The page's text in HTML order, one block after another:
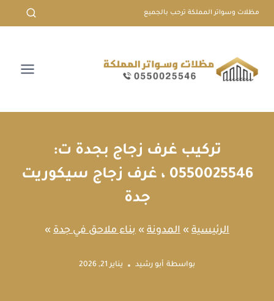
التجاوز
إلى
مظلات وسواتر المملكة ترحب بالجميع
تركيب غرف زجاج بجدة ت:
0550025546 ، غرف زجاج سيكوريت
جدة
الرئيسية » المدونة » بناء ملاحق في جدة »
بواسطة أبو رشيد يناير 21, 2026